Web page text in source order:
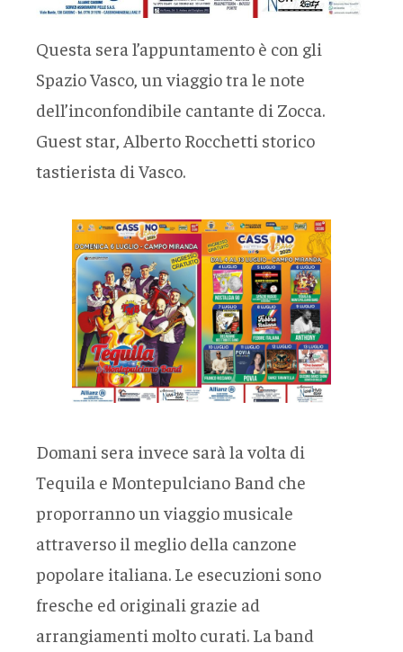
Questa sera l’appuntamento è con gli
Spazio Vasco, un viaggio tra le note
dell’inconfondibile cantante di Zocca.
Guest star, Alberto Rocchetti storico
tastierista di Vasco.
Domani sera invece sarà la volta di
Tequila e Montepulciano Band che
proporranno un viaggio musicale
attraverso il meglio della canzone
popolare italiana. Le esecuzioni sono
fresche ed originali grazie ad
arrangiamenti molto curati. La band